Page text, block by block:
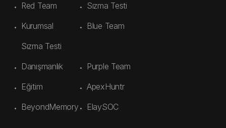
Red Team
Sızma Testi
Kurumsal
Sızma Testi
Blue Team
Danışmanlık
Purple Team
Eğitim
ApexHuntr
BeyondMemory
ElaySOC